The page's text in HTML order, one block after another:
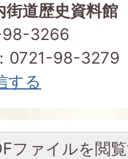
街道歴史資料館
98-3266
0721-98-3279
する
ファイルを閲